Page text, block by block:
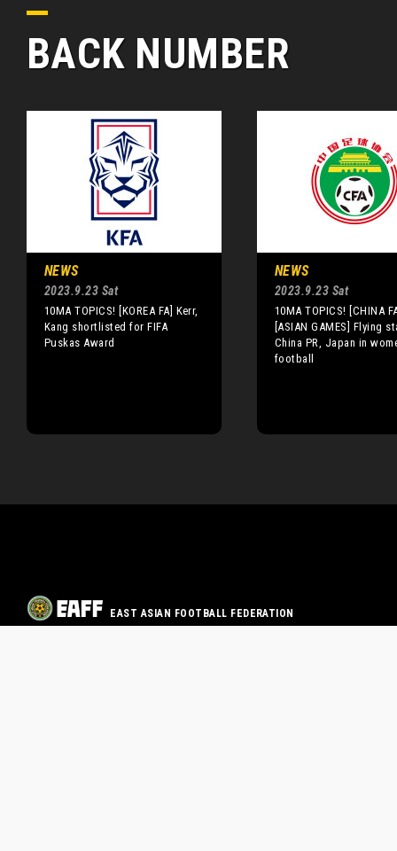
BACK NUMBER
NEWS
2023.9.23 Sat
10MA TOPICS! [KOREA FA] Kerr,
Kang shortlisted for FIFA
Puskas Award
NEWS
2023.9.23 Sat
10MA TOPICS! [CHINA
[ASIAN GAMES] Flying
China PR, Japan in
football
EAST ASIAN FOOTBALL FEDERATION